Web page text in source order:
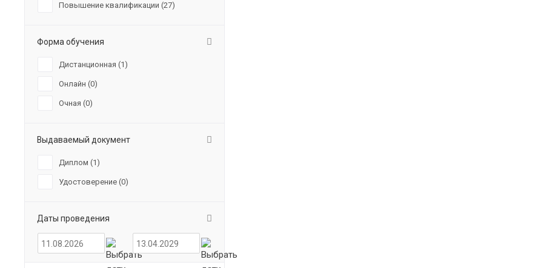
Повышение квалификации (27)
Форма обучения
Дистанционная (1)
Онлайн (0)
Очная (0)
Выдаваемый документ
Диплом (1)
Удостоверение (0)
Даты проведения